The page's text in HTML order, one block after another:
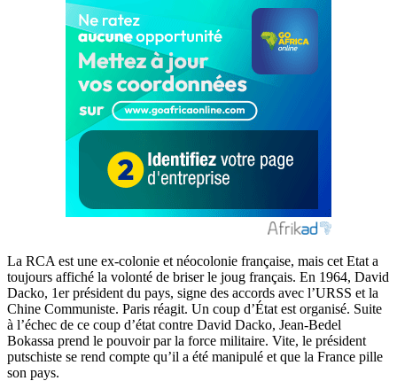
La RCA est une ex-colonie et néocolonie française, mais cet Etat a
toujours affiché la volonté de briser le joug français. En 1964, David
Dacko, 1er président du pays, signe des accords avec l’URSS et la
Chine Communiste. Paris réagit. Un coup d’État est organisé. Suite
à l’échec de ce coup d’état contre David Dacko, Jean-Bedel
Bokassa prend le pouvoir par la force militaire. Vite, le président
putschiste se rend compte qu’il a été manipulé et que la France pille
son pays.